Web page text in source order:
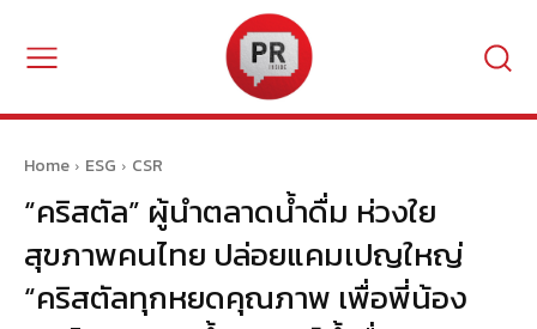
Home ESG CSR
“คริสตัล” ผู้นำตลาดน้ำดื่ม ห่วงใย
สุขภาพคนไทย ปล่อยแคมเปญใหญ่
“คริสตัลทุกหยดคุณภาพ เพื่อพี่น้อง